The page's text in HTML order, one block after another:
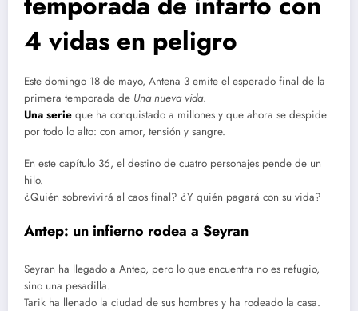
4 vidas en peligro
Este domingo 18 de mayo, Antena 3 emite el esperado final de la
primera temporada de Una nueva vida.
Una serie que ha conquistado a millones y que ahora se despide
por todo lo alto: con amor, tensión y sangre.
En este capítulo 36, el destino de cuatro personajes pende de un
hilo.
¿Quién sobrevivirá al caos final? ¿Y quién pagará con su vida?
Antep: un infierno rodea a Seyran
Seyran ha llegado a Antep, pero lo que encuentra no es refugio,
sino una pesadilla.
Tarik ha llenado la ciudad de sus hombres y ha rodeado la casa.